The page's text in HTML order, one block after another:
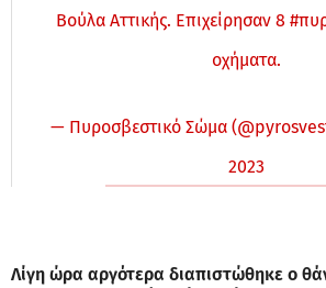
Βούλα Αττικής. Επιχείρησαν 8
οχήματα.
— Πυροσβεστικό Σώμα
2023
Λίγη ώρα αργότερα διαπιστώθηκε ο